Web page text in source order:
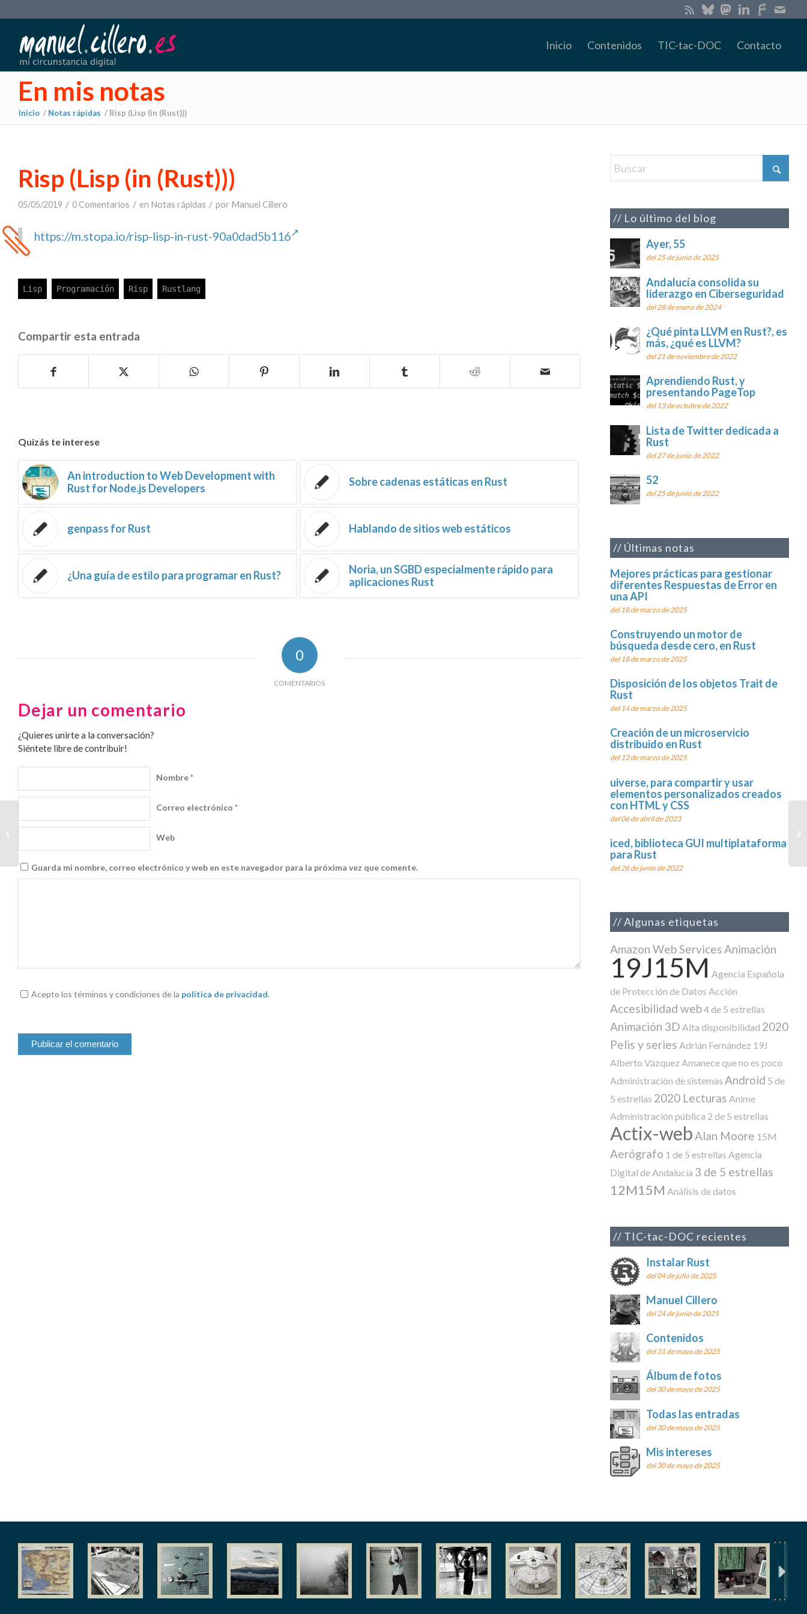
Inicio Contenidos TIC-tac-DOC Contacto
En mis notas
Inicio / Notas rápidas / Risp (Lisp (in (Rust)))
Risp (Lisp (in (Rust)))
05/05/2019 / 0 Comentarios / en Notas rápidas / por Manuel Cillero
https://m.stopa.io/risp-lisp-in-rust-90a0dad5b116
Compartir esta entrada
Quizás te interese
An introduction to Web Development with
Rust for Node.js Developers
Sobre cadenas estáticas en Rust
genpass for Rust Hablando de sitios web estáticos
¿Una guía de estilo para programar en Rust?
Noria, un SGBD especialmente rápido para
aplicaciones Rust
0
COMENTARIOS
Dejar un comentario
¿Quieres unirte a la conversación?
Siéntete libre de contribuir!
Nombre*
Correo electrónico *
Web
Guarda mi nombre, correo electrónico y web en este navegador para la próxima vez que comente.
Acepto los términos y condiciones de la política de privacidad.
Lo último del blog
Ayer, 55
del 25 de junio de 2025
Andalucía consolida su
liderazgo en Ciberseguridad
del 28 de enero de 2024
¿Qué pinta LLVM en Rust?, es
más, ¿qué es LLVM?
del 21 de noviembre de 2022
Aprendiendo Rust, y
presentando PageTop
del 13 de octubre de 2022
Lista de Twitter dedicada a
Rust
del 27 de junio de 2022
52
del 25 de junio de 2022
Últimas notas
Mejores prácticas para gestionar
diferentes Respuestas de Error en
una API
del 18 de marzo de 2025
Construyendo un motor de
búsqueda desde cero, en Rust
del 18 de marzo de 2025
Disposición de los objetos Trait de
Rust
del 14 de marzo de 2025
Creación de un microservicio
distribuido en Rust
del 13 de marzo de 2025
uiverse, para compartir y usar
elementos personalizados creados
con HTML y CSS
del 06 de abril de 2023
iced, biblioteca GUI multiplataforma
para Rust
del 26 de junio de 2022
Algunas etiquetas
Amazon Web ServicesAnimación
19J15M Agencia Española
de Protección de Datos Acción
Accesibilidad web4 de 5 estrellas
Animación 3D Alta disponibilidad 2020
Pelis y series Adrián Fernández 19J
Alberto Vázquez Amanece que no es poco
Administración de sistemas Android 5 de
5 estrellas 2020 Lecturas Anime
Administración pública 2 de 5 estrellas
Actix-webAlan Moore 15M
Aerógrafo 1 de 5 estrellas Agencia
Digital de Andalucía 3 de 5 estrellas
12M15M Análisis de datos
TIC-tac-DOC recientes
Instalar Rust
del 04 de julio de 2025
Manuel Cillero
del 24 de junio de 2025
Contenidos
del 31 de mayo de 2025
Álbum de fotos
del 30 de mayo de 2025
Todas las entradas
del 30 de mayo de 2025
Mis intereses
del 30 de mayo de 2025
Simple actix-web middleware for